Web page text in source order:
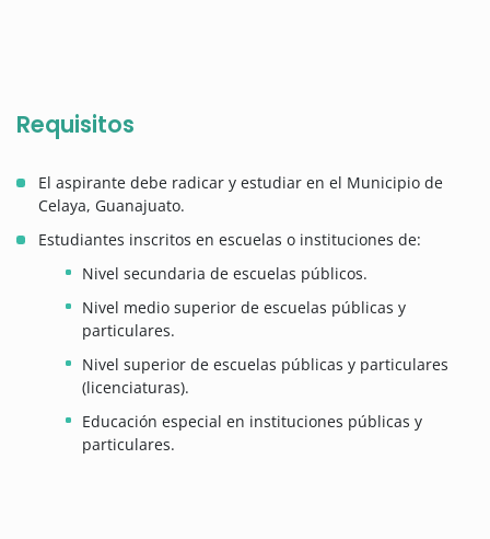
Requisitos
El aspirante debe radicar y estudiar en el Municipio de
Celaya, Guanajuato.
Estudiantes inscritos en escuelas o instituciones de:
Nivel secundaria de escuelas públicos.
Nivel medio superior de escuelas públicas y
particulares.
Nivel superior de escuelas públicas y particulares
(licenciaturas).
Educación especial en instituciones públicas y
particulares.